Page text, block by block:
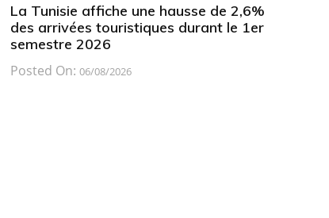
La Tunisie affiche une hausse de 2,6%
des arrivées touristiques durant le 1er
semestre 2026
Posted On: 06/08/2026